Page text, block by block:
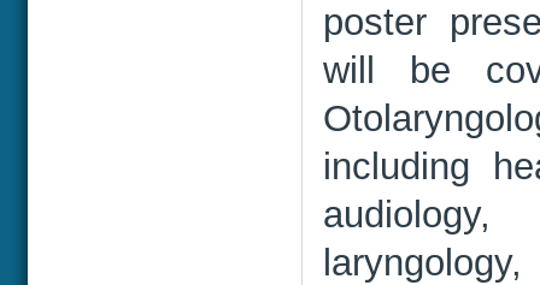
poster
will be
including